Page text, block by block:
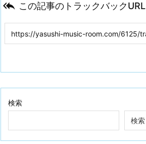
 この記事のトラックバックURL
検索
検索